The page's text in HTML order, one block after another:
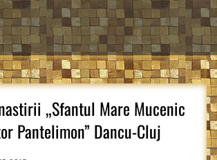
„Sfantul Mare Mucenic
Pantelimon” Dancu-Cluj